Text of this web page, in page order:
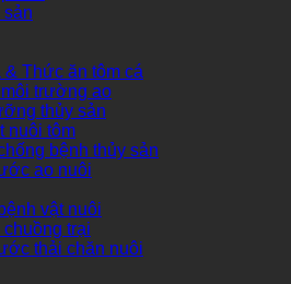
sản
& Thức ăn tôm cá
trường ao
thủy sản
nuôi tôm
bệnh thủy sản
ao nuôi
vật nuôi
trại
thải chăn nuôi